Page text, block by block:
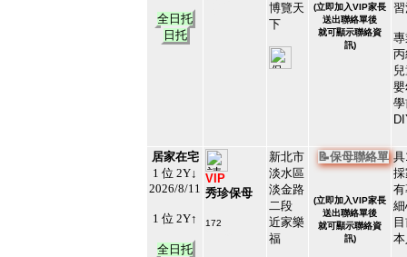
全日托
日托
博覽天
下
(立即加入VIP家長
送出聯絡單後
就可顯示聯絡資
訊)
居家在宅
1 位 2Y↓
2026/8/11
1 位 2Y↑
全日托
VIP
秀珍保母
172
新北市
淡水區
淡金路
二段
近家樂
福
📝保母聯絡單
(立即加入VIP家長
送出聯絡單後
就可顯示聯絡資
訊)